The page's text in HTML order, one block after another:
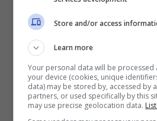
noleggio di un auto per
da ginnastica.
Il risultato?La città più
un weekend è Milano.
Store and/or access
Learn more
Your personal data will be
your device (cookies, unique
data) may be stored by, accessed by
partners, or used specifically by this
may use precise geolocation data.